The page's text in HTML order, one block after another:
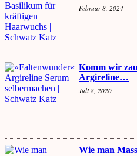
Februar 8, 2024
Komm wir
Argireline…
Juli 8, 2020
Wie man